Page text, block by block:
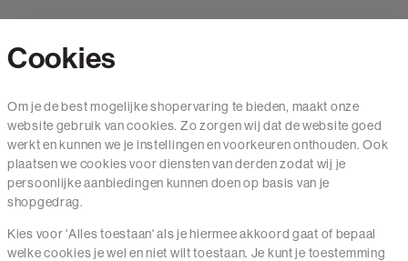
Mail ons
020 - 3412 650
Van maandag t/m vrijdag van 8.30 uur tot 18.00 uur.
Service
Cookies
Om je de best mogelijke shopervaring te bieden, maakt onze
website gebruik van cookies. Zo zorgen wij dat de website goed
werkt en kunnen we je instellingen en voorkeuren onthouden. Ook
plaatsen we cookies voor diensten van derden zodat wij je
persoonlijke aanbiedingen kunnen doen op basis van je
shopgedrag.
Kies voor 'Alles toestaan' als je hiermee akkoord gaat of bepaal
welke cookies je wel en niet wilt toestaan. Je kunt je toestemming